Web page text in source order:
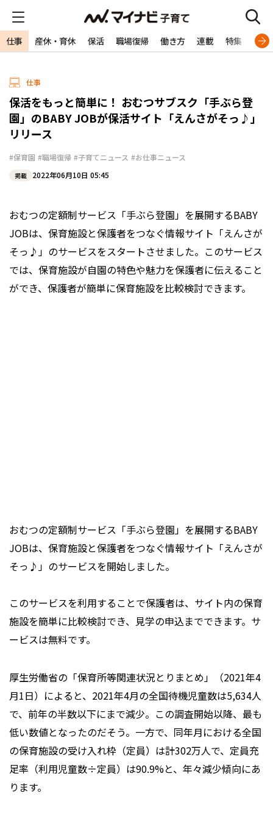
仕事 産休・育休 保活 職場復帰 働き方 連載 特集 専門
仕事
保活をもっと簡単に！ おむつサブスク「手ぶら登
園」のBABY JOBが保活サイト「えんさがそっ♪」
リリース
#保育園 #職場復帰 #子育てニュース #お仕事ニュース
掲載 2022年06月10日 05:45
おむつの定額制サービス「手ぶら登園」を展開するBABY
JOBは、保育施設と保護者をつなぐ情報サイト「えんさが
そっ♪」のサービスをスタートさせました。このサービス
では、保育施設が自園の特色や魅力を保護者に伝えること
ができ、保護者が簡単に保育施設を比較検討できます。
おむつの定額制サービス「手ぶら登園」を展開するBABY
JOBは、保育施設と保護者をつなぐ情報サイト「えんさが
そっ♪」のサービスを開始しました。
このサービスを利用することで保護者は、サイト内の保育
施設を簡単に比較検討でき、見学の申込までできます。サ
ービスは無料です。
厚生労働省の「保育所等関連状況とりまとめ」（2021年4
月1日）によると、2021年4月の全国待機児童数は5,634人
で、前年の半数以下にまで減少。この調査開始以降、最も
低い数値となったのだそう。一方で、同年月における全国
の保育施設の受け入れ枠（定員）は計302万人で、定員充
足率（利用児童数÷定員）は90.9%と、年々減少傾向にあ
ります。